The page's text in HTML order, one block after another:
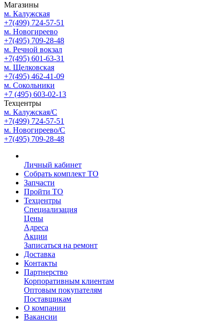
Магазины
м. Калужская
+7(499) 724-57-51
м. Новогиреево
+7(495) 709-28-48
м. Речной вокзал
+7(495) 601-63-31
м. Щелковская
+7(495) 462-41-09
м. Сокольники
+7 (495) 603-02-13
Техцентры
м. Калужская/С
+7(499) 724-57-51
м. Новогиреево/С
+7(495) 709-28-48
Личный кабинет
Собрать комплект ТО
Запчасти
Пройти ТО
Техцентры
Специализация
Цены
Адреса
Акции
Записаться на ремонт
Доставка
Контакты
Партнерство
Корпоративным клиентам
Оптовым покупателям
Поставщикам
О компании
Вакансии